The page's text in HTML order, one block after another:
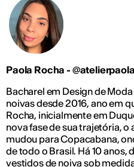
Paola Rocha -
Bacharel em Design de
noivas desde 2016, ano em
Rocha, inicialmente em
nova fase de sua trajetória,
mudou para Copacabana,
de todo o Brasil. Há 10 anos,
vestidos de noiva sob